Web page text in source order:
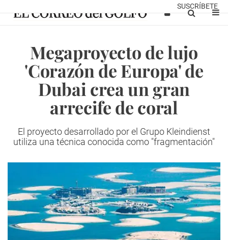
SUSCRÍBETE
Megaproyecto de lujo
'Corazón de Europa' de
Dubai crea un gran
arrecife de coral
El proyecto desarrollado por el Grupo Kleindienst
utiliza una técnica conocida como "fragmentación"